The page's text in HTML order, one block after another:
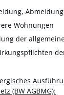
Abmeldung
Wohnungen
der
(BW AGBMG):